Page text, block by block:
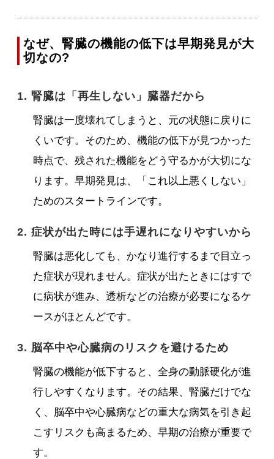
なぜ、腎臓の機能の低下は早期発見が大
切なの?
1. 腎臓は「再生しない」臓器だから
腎臓は一度壊れてしまうと、元の状態に戻りに
くいです。そのため、機能の低下が見つかった
時点で、残された機能をどう守るかが大切にな
ります。早期発見は、「これ以上悪くしない」
ためのスタートラインです。
2. 症状が出た時には手遅れになりやすいから
腎臓は悪化しても、かなり進行するまで目立っ
た症状が現れません。症状が出たときにはすで
に病状が進み、透析などの治療が必要になるケ
ースがほとんどです。
3. 脳卒中や心臓病のリスクを避けるため
腎臓の機能が低下すると、全身の動脈硬化が進
行しやすくなります。その結果、腎臓だけでな
く、脳卒中や心臓病などの重大な病気を引き起
こすリスクも高まるため、早期の治療が重要で
す。